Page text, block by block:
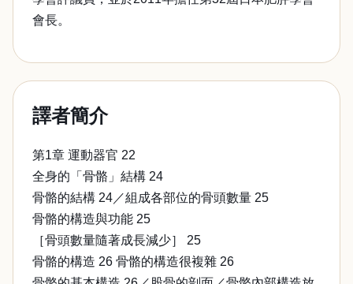
會長。
譯者簡介
第1章 運動器官 22
全身的「骨骼」結構 24
骨骼的結構 24／組成各部位的骨頭數量 25
骨骼的構造與功能 25
［骨頭數量隨著成長減少］ 25
骨骼的構造 26 骨骼的構造很複雜 26